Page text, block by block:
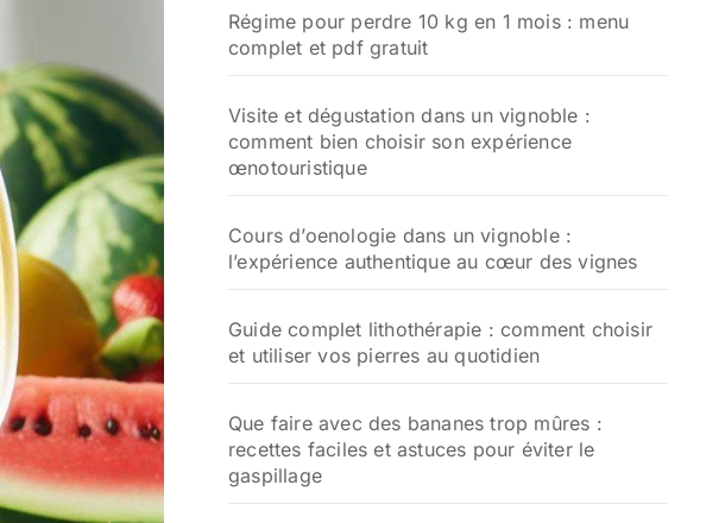
Régime pour perdre 10 kg en 1 mois : menu
complet et pdf gratuit
Visite et dégustation dans un vignoble :
comment bien choisir son expérience
œnotouristique
Cours d’oenologie dans un vignoble :
l’expérience authentique au cœur des vignes
Guide complet lithothérapie : comment choisir
et utiliser vos pierres au quotidien
Que faire avec des bananes trop mûres :
recettes faciles et astuces pour éviter le
gaspillage